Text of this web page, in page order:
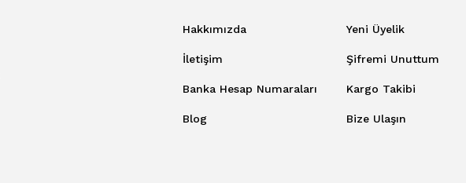
Hakkımızda
İletişim
Banka Hesap Numaraları
Blog
Yeni Üyelik
Şifremi Unuttum
Kargo Takibi
Bize Ulaşın